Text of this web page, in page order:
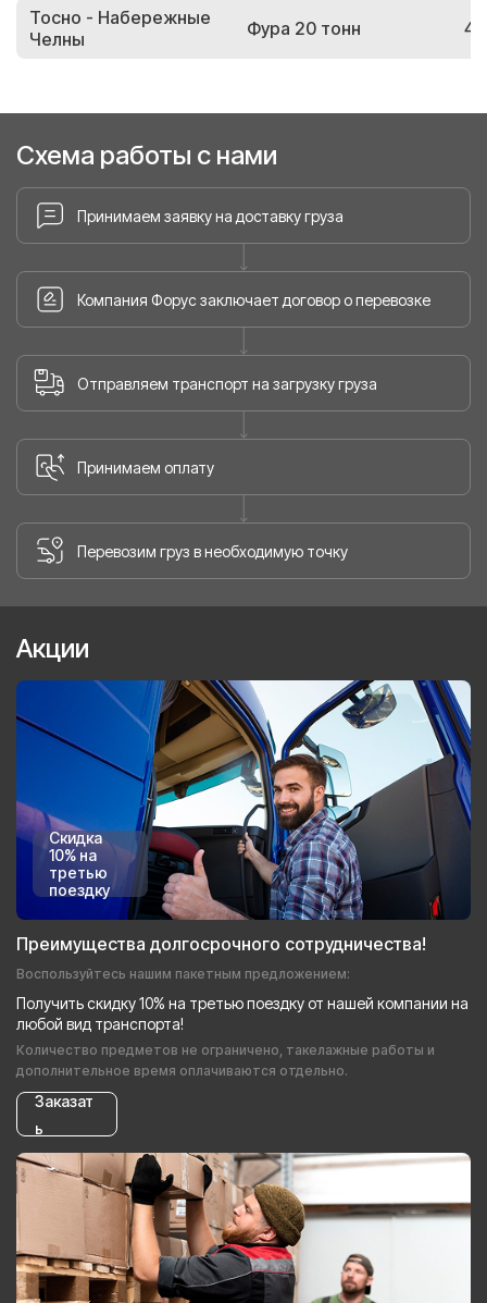
Тосно - Набережные
Челны
Фура 20 тонн
Схема работы с нами
Принимаем заявку на доставку груза
Компания Форус заключает договор о перевозке
Отправляем транспорт на загрузку груза
Принимаем оплату
Перевозим груз в необходимую точку
Акции
Скидка
10% на
третью
поездку
Преимущества долгосрочного сотрудничества!
Воспользуйтесь нашим пакетным предложением:
Получить скидку 10% на третью поездку от нашей компании на
любой вид транспорта!
Количество предметов не ограничено, такелажные работы и
дополнительное время оплачиваются отдельно.
Заказат
ь